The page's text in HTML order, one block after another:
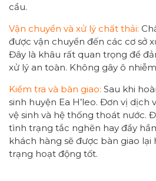
cầu.
Vận chuyển và xử lý chất thải:
được vận chuyển đến các cơ sở
Đây là khâu rất quan trọng để
xử lý an toàn. Không gây ô
Kiểm tra và bàn giao: Sau khi
sinh huyện Ea H’leo. Đơn vị dịch
vệ sinh và hệ thống thoát nước.
tình trạng tắc nghẽn hay đầy
khách hàng sẽ được bàn giao
trạng hoạt động tốt.